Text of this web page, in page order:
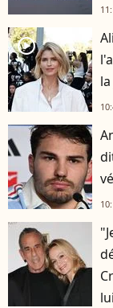
player2
lui